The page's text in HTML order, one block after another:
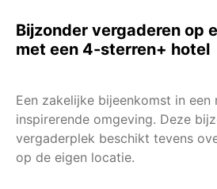
Bijzonder vergaderen op
met een 4-sterren+ hotel
Een zakelijke bijeenkomst in een
inspirerende omgeving. Deze
vergaderplek beschikt tevens